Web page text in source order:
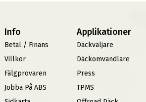
Info
Betal / Finans
Villkor
Fälgprovaren
Jobba På ABS
Applikationer
Däckväljare
Däckomvandlare
Press
TPMS